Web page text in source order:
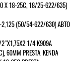
Х 18-25С, 18/25-622/635)
(50/54-622/630) АВТО
1/4 K909A
60ММ PRESTA. KENDA